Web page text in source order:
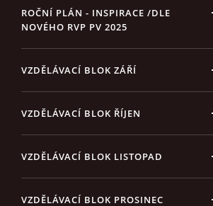
ROČNÍ PLÁN - INSPIRACE /DLE
NOVÉHO RVP PV 2025
VZDĚLÁVACÍ BLOK ZÁŘÍ
VZDĚLÁVACÍ BLOK ŘÍJEN
VZDĚLÁVACÍ BLOK LISTOPAD
VZDĚLÁVACÍ BLOK PROSINEC